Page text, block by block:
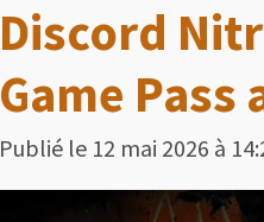
Discord
Game Pass
Publié le 12 mai 2026 à